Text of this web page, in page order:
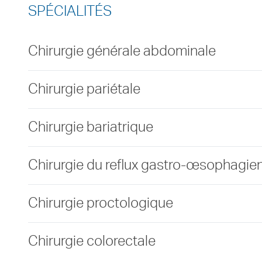
SPÉCIALITÉS
Chirurgie générale abdominale
Chirurgie pariétale
Chirurgie bariatrique
Chirurgie du reflux gastro-
Chirurgie proctologique
Chirurgie colorectale